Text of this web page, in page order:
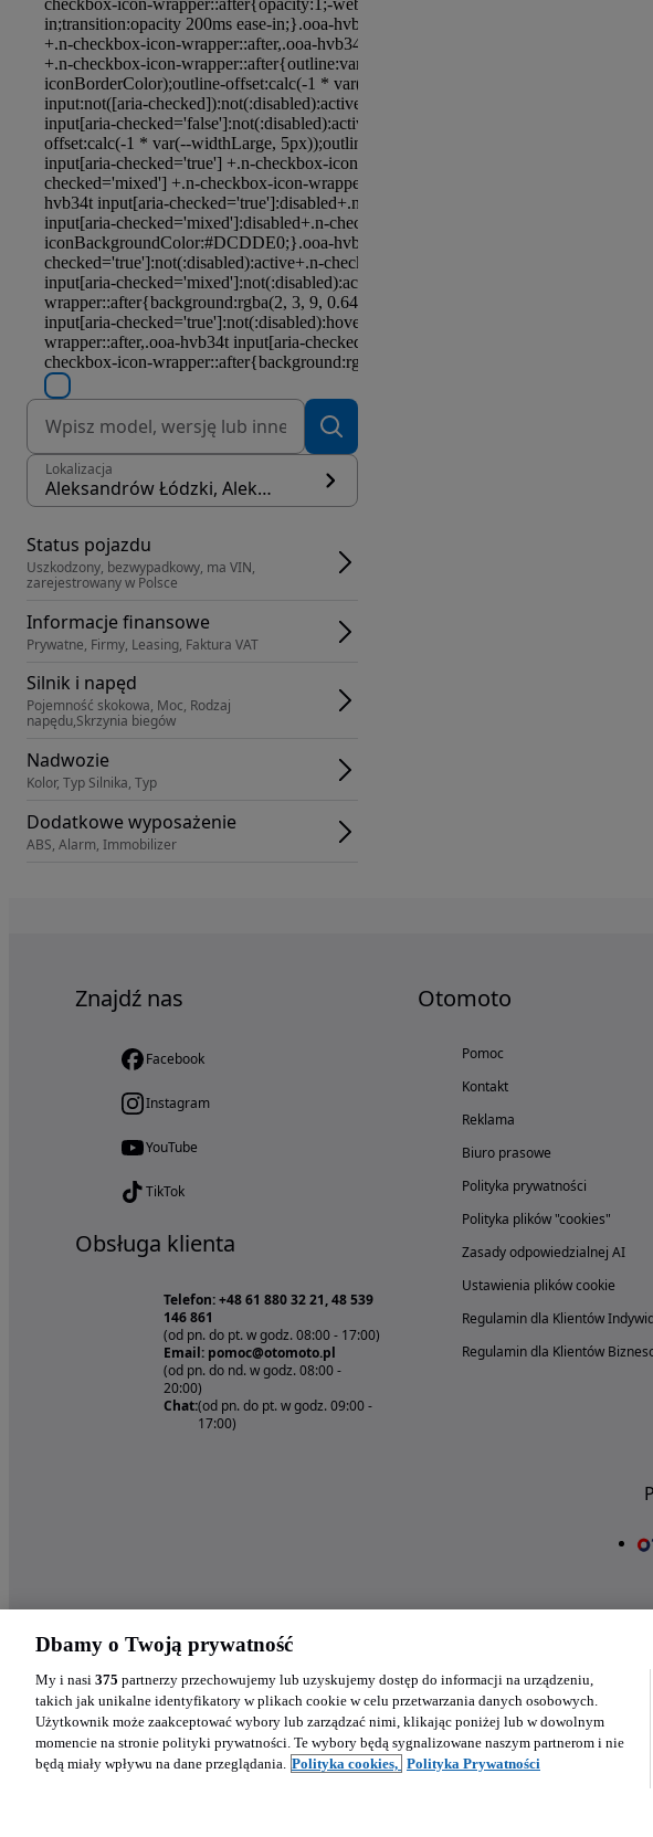
Lokalizacja
Aleksandrów Łódzki, Aleksandrów Łódzki
Status pojazdu
Uszkodzony, bezwypadkowy, ma VIN,
zarejestrowany w Polsce
Informacje finansowe
Prywatne, Firmy, Leasing, Faktura VAT
Silnik i napęd
Pojemność skokowa, Moc, Rodzaj
napędu,Skrzynia biegów
Nadwozie
Kolor, Typ Silnika, Typ
Dodatkowe wyposażenie
ABS, Alarm, Immobilizer
Znajdź nas
Facebook
Instagram
YouTube
TikTok
Obsługa klienta
Telefon: +48 61 880 32 21, 48 539
146 861
(od pn. do pt. w godz. 08:00 - 17:00)
Email: pomoc@otomoto.pl
(od pn. do nd. w godz. 08:00 -
20:00)
Chat:(od pn. do pt. w godz. 09:00 -
17:00)
Otomoto
Pomoc
Kontakt
Reklama
Biuro prasowe
Polityka prywatności
Polityka plików "cookies"
Zasady odpowiedzialnej AI
Ustawienia plików cookie
Regulamin dla Klientów
Regulamin dla Klientów
Dbamy o Twoją prywatność
My i nasi 375 partnerzy przechowujemy lub uzyskujemy dostęp do informacji na urządzeniu,
takich jak unikalne identyfikatory w plikach cookie w celu przetwarzania danych osobowych.
Użytkownik może zaakceptować wybory lub zarządzać nimi, klikając poniżej lub w dowolnym
momencie na stronie polityki prywatności. Te wybory będą sygnalizowane naszym partnerom i nie
będą miały wpływu na dane przeglądania. Polityka cookies, Polityka Prywatności